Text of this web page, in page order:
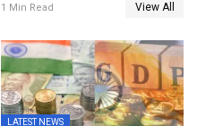
സ്വർണം; സർവ്വകാല
1 Min Read View All
LATEST NEWS